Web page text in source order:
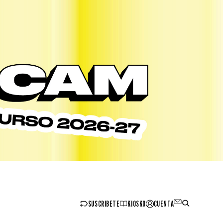
SUSCRIBETE KIOSKO CUENTA